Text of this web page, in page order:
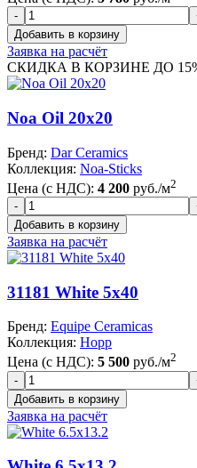
Заявка на расчёт
СКИДКА В КОРЗИНЕ ДО
Noa Oil 20x20
Бренд: Dar Ceramics
Коллекция: Noa-Sticks
Цена (с НДС): 4 200 руб./м2
Заявка на расчёт
31181 White 5x40
Бренд: Equipe Ceramicas
Коллекция: Hopp
Цена (с НДС): 5 500 руб./м2
Заявка на расчёт